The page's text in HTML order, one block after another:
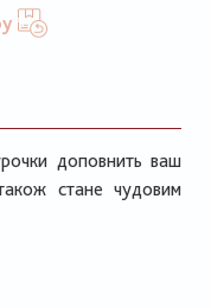
доповнить ваш
стане чудовим